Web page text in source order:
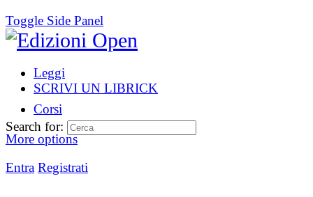
Toggle Side Panel
Leggi
SCRIVI UN LIBRICK
Corsi
More options
Entra Registrati
Search for: